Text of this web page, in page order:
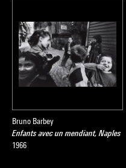
Bruno Barbey
Enfants avec un mendiant, Naples
1966